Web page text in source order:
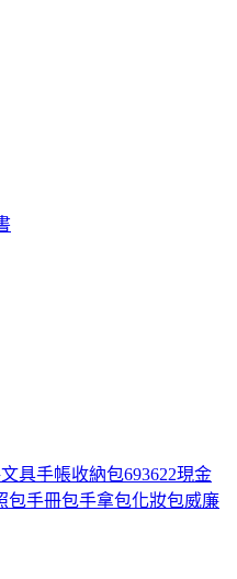
具手帳收納包693622現金
包手冊包手拿包化妝包威廉